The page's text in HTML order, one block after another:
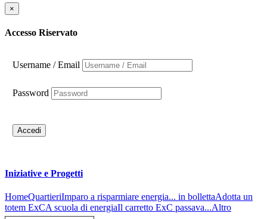
×
Accesso Riservato
Username / Email
Password
Accedi
Iniziative e Progetti
HomeQuartieriImparo a risparmiare energia... in bollettaAdotta un
totem ExCA scuola di energiaIl carretto ExC passava...Altro